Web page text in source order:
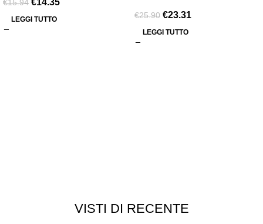
€15.94 €14.35
LEGGI TUTTO €25.90 €23.31
LEGGI TUTTO
VISTI DI RECENTE